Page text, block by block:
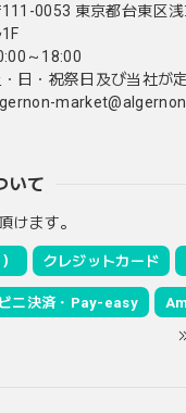
111-0053 東京都台東区
～18:00
・日・祝祭日及び当社が
いて
けます。
クレジットカード
ニ決済・Pay-easy